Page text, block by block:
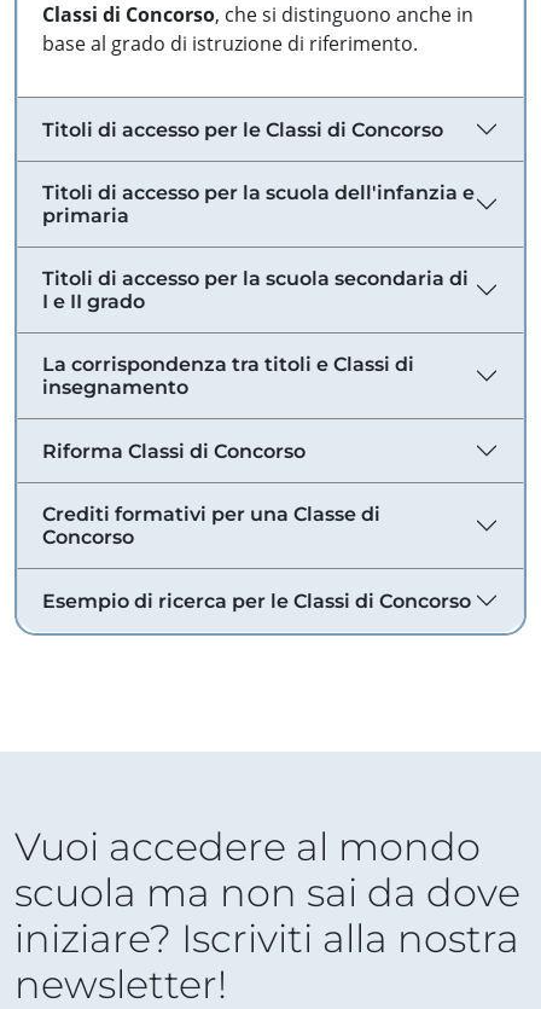
Classi di Concorso, che si distinguono anche in
base al grado di istruzione di riferimento.
Titoli di accesso per le Classi di Concorso
Titoli di accesso per la scuola dell'infanzia e
primaria
Titoli di accesso per la scuola secondaria di
I e II grado
La corrispondenza tra titoli e Classi di
insegnamento
Riforma Classi di Concorso
Crediti formativi per una Classe di
Concorso
Esempio di ricerca per le Classi di Concorso
Vuoi accedere al mondo
scuola ma non sai da dove
iniziare? Iscriviti alla nostra
newsletter!